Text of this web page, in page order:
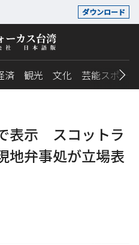
ダウンロード
済 観光 文化 芸能スポーツ
表示 スコットラ
弁事処が立場表